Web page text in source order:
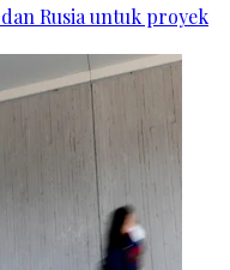
Rusia untuk proyek